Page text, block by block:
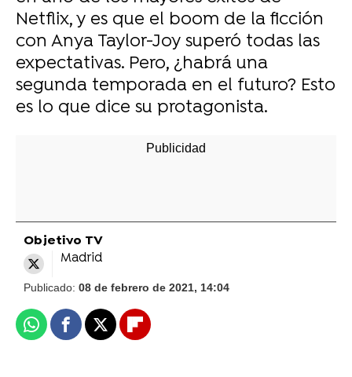
Netflix, y es que el boom de la ficción
con Anya Taylor-Joy superó todas las
expectativas. Pero, ¿habrá una
segunda temporada en el futuro? Esto
es lo que dice su protagonista.
Objetivo TV
Madrid
Publicado: 08 de febrero de 2021, 14:04
WhatsappFacebook
X Flipboard